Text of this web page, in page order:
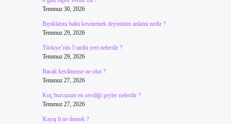
Temmuz 30, 2026
Bıyıklarını balta kesmemek deyiminin anlamı nedir ?
Temmuz 29, 2026
Türkiye’nin 5 tarihi yeri nelerdir ?
Temmuz 29, 2026
Bacak kesilmezse ne olur ?
Temmuz 27, 2026
Koç burcunun en sevdiği şeyler nelerdir ?
Temmuz 27, 2026
Kayış li ne demek ?